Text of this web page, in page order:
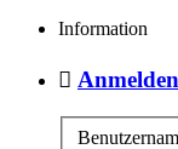
Information
Anmelden